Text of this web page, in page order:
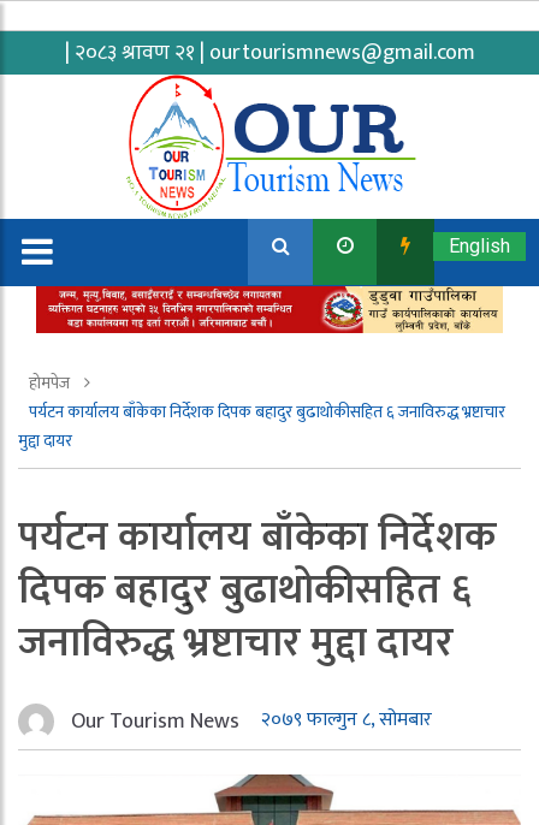
| २०८३ श्रावण २१ | ourtourismnews@gmail.com
English
होमपेज
पर्यटन कार्यालय बाँकेका निर्देशक दिपक बहादुर बुढाथोकीसहित ६ जनाविरुद्ध भ्रष्टाचार
मुद्दा दायर
पर्यटन कार्यालय बाँकेका निर्देशक
दिपक बहादुर बुढाथोकीसहित ६
जनाविरुद्ध भ्रष्टाचार मुद्दा दायर
Our Tourism News २०७९ फाल्गुन ८, सोमबार